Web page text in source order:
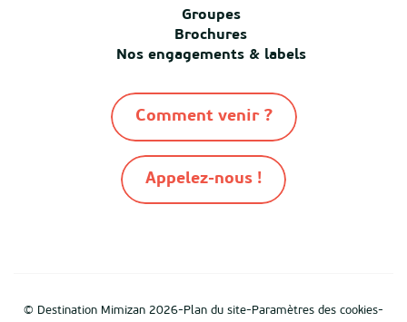
Groupes
Brochures
Nos engagements & labels
Comment venir ?
Appelez-nous !
© Destination Mimizan 2026- Plan du site- Paramètres des cookies-